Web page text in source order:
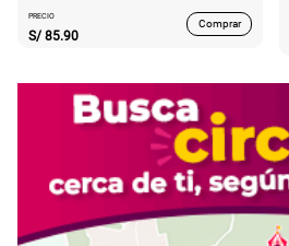
PRECIO
S/ 85.90
Comprar